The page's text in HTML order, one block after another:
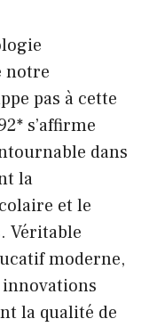
notre
pas à cette
s’affirme
dans
la
et le
Véritable
moderne,
la qualité de